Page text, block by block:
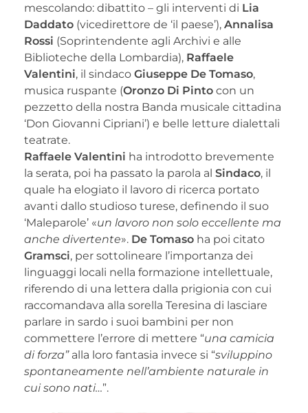
mescolando: dibattito – gli interventi di Lia
Daddato (vicedirettore de ‘il paese’), Annalisa
Rossi (Soprintendente agli Archivi e alle
Biblioteche della Lombardia), Raffaele
Valentini, il sindaco Giuseppe De Tomaso,
musica ruspante (Oronzo Di Pinto con un
pezzetto della nostra Banda musicale cittadina
‘Don Giovanni Cipriani’) e belle letture dialettali
teatrate.
Raffaele Valentini ha introdotto brevemente
la serata, poi ha passato la parola al Sindaco, il
quale ha elogiato il lavoro di ricerca portato
avanti dallo studioso turese, definendo il suo
‘Maleparole’ «un lavoro non solo eccellente ma
anche divertente». De Tomaso ha poi citato
Gramsci, per sottolineare l’importanza dei
linguaggi locali nella formazione intellettuale,
riferendo di una lettera dalla prigionia con cui
raccomandava alla sorella Teresina di lasciare
parlare in sardo i suoi bambini per non
commettere l’errore di mettere “una camicia
di forza” alla loro fantasia invece si “sviluppino
spontaneamente nell’ambiente naturale in
cui sono nati…”.